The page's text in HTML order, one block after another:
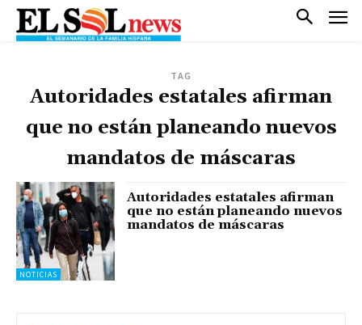
TAG
Autoridades estatales afirman
que no están planeando nuevos
mandatos de máscaras
NOTICIAS
Autoridades estatales afirman
que no están planeando nuevos
mandatos de máscaras